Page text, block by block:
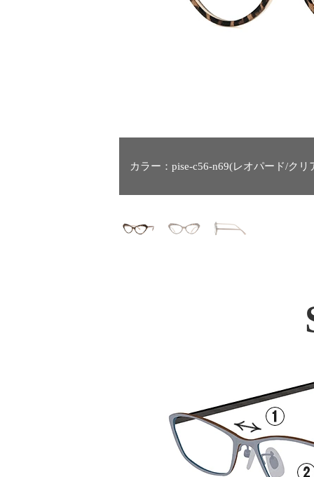
カラー：pise-c56-n69(レオパード/ク